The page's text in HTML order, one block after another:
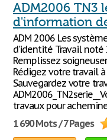
ADM2006 TN3
d'information
ADM 2006 Les
d’identité Travail noté
Remplissez
Rédigez votre travail
Sauvegardez votre
travaux pour
1 690 Mots / 7 Pages